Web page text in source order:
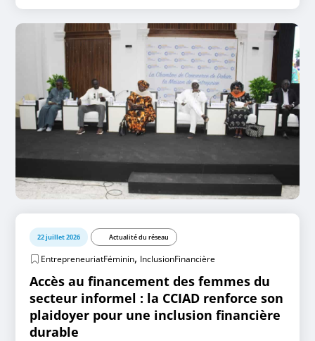
22 juillet 2026 Actualité du réseau
EntrepreneuriatFéminin, InclusionFinancière
Accès au financement des femmes du
secteur informel : la CCIAD renforce son
plaidoyer pour une inclusion financière
durable